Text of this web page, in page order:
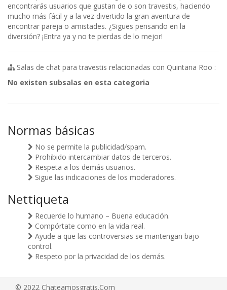
encontrarás usuarios que gustan de o son travestis, haciendo
mucho más fácil y a la vez divertido la gran aventura de
encontrar pareja o amistades. ¿Sigues pensando en la
diversión? ¡Entra ya y no te pierdas de lo mejor!
Salas de chat para travestis relacionadas con Quintana Roo :
No existen subsalas en esta categoria
Normas básicas
No se permite la publicidad/spam.
Prohibido intercambiar datos de terceros.
Respeta a los demás usuarios.
Sigue las indicaciones de los moderadores.
Nettiqueta
Recuerde lo humano – Buena educación.
Compórtate como en la vida real.
Ayude a que las controversias se mantengan bajo
control.
Respeto por la privacidad de los demás.
© 2022 Chateamosgratis.Com